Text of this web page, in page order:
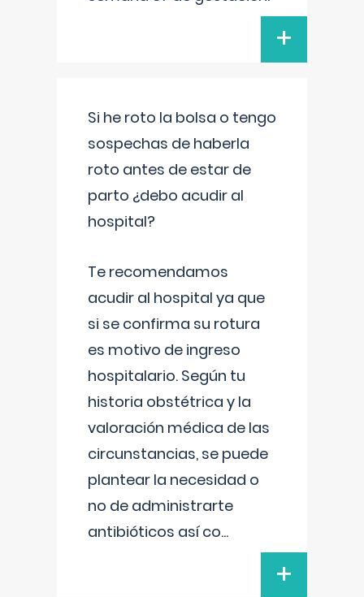
+
Si he roto la bolsa o tengo
sospechas de haberla
roto antes de estar de
parto ¿debo acudir al
hospital?
Te recomendamos
acudir al hospital ya que
si se confirma su rotura
es motivo de ingreso
hospitalario. Según tu
historia obstétrica y la
valoración médica de las
circunstancias, se puede
plantear la necesidad o
no de administrarte
antibióticos así co...
+